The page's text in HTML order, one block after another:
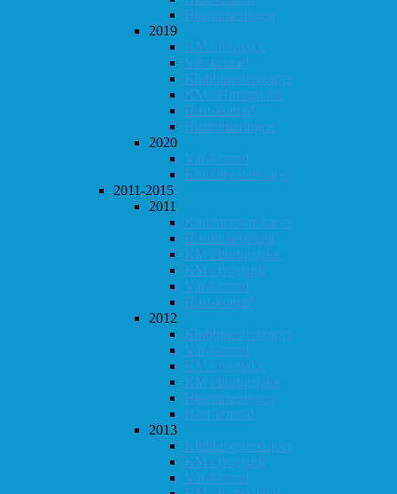
Høstturneringen
2019
KM i lynsjakk
Vår-konrad
Klubbmesterskapet
KM i Hurtigsjakk
Høst-konrad
Høstturneringen
2020
Vår-konrad
Klubbmesterskapet
2011-2015
2011
Klubbmesterskapet
Høstturneringen
KM i hurtigsjakk
KM i lynsjakk
Vår-konrad
Høst-konrad
2012
Klubbmesterskapet
Vår-konrad
KM i lynsjakk
KM i hurtigsjakk
Høstturneringen
Høst-konrad
2013
Klubbmesterskapet
KM i lynsjakk
Vår-konrad